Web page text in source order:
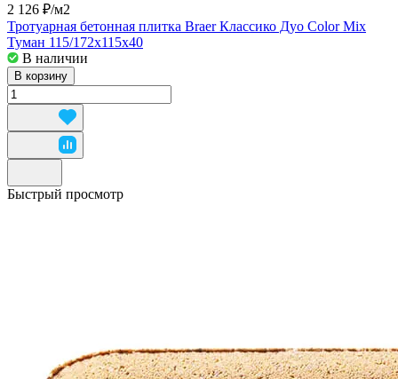
2 126 ₽/м2
Тротуарная бетонная плитка Braer Классико Дуо Color Mix
Туман 115/172x115x40
В наличии
В корзину
Быстрый просмотр